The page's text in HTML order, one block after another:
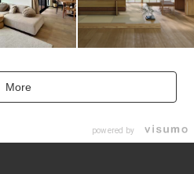
More
powered by